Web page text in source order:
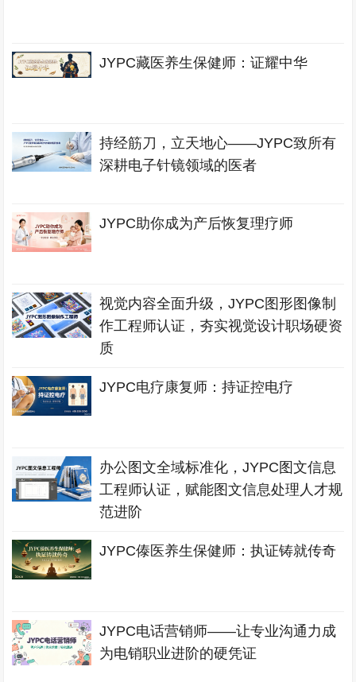
JYPC藏医养生保健师：证耀中华
持经筋刀，立天地心——JYPC致所有
深耕电子针镜领域的医者
JYPC助你成为产后恢复理疗师
视觉内容全面升级，JYPC图形图像制
作工程师认证，夯实视觉设计职场硬资
质
JYPC电疗康复师：持证控电疗
办公图文全域标准化，JYPC图文信息
工程师认证，赋能图文信息处理人才规
范进阶
JYPC傣医养生保健师：执证铸就传奇
JYPC电话营销师——让专业沟通力成
为电销职业进阶的硬凭证